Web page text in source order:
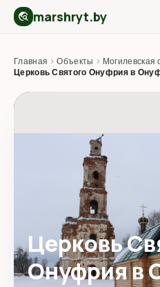
travel_explore marshryt.by
Главная › Объекты › Могилевская
Церковь Святого Онуфрия в
Церковь
Онуфрия в